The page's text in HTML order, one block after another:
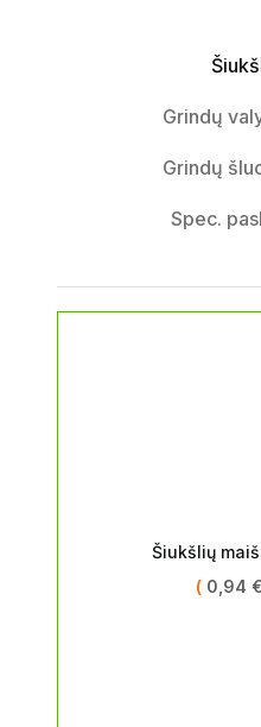
Grindų
Grindų
Spec.
Šiukšlių
( 0,94 €